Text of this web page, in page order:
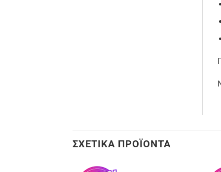
ΣΧΕΤΙΚΆ ΠΡΟΪΌΝΤΑ